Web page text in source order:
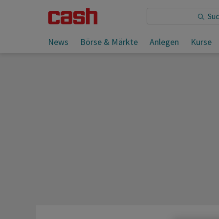
News Börse & Märkte Anlegen Kurse
Sie lesen: